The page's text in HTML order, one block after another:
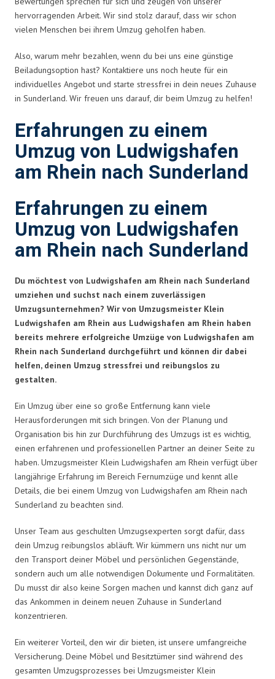
hervorragenden Arbeit. Wir sind stolz darauf, dass wir schon
vielen Menschen bei ihrem Umzug geholfen haben.
Also, warum mehr bezahlen, wenn du bei uns eine günstige
Beiladungsoption hast? Kontaktiere uns noch heute für ein
individuelles Angebot und starte stressfrei in dein neues Zuhause
in Sunderland. Wir freuen uns darauf, dir beim Umzug zu helfen!
Erfahrungen zu einem
Umzug von Ludwigshafen
am Rhein nach Sunderland
Erfahrungen zu einem
Umzug von Ludwigshafen
am Rhein nach Sunderland
Du möchtest von Ludwigshafen am Rhein nach Sunderland
umziehen und suchst nach einem zuverlässigen
Umzugsunternehmen? Wir von Umzugsmeister Klein
Ludwigshafen am Rhein aus Ludwigshafen am Rhein haben
bereits mehrere erfolgreiche Umzüge von Ludwigshafen am
Rhein nach Sunderland durchgeführt und können dir dabei
helfen, deinen Umzug stressfrei und reibungslos zu
gestalten.
Ein Umzug über eine so große Entfernung kann viele
Herausforderungen mit sich bringen. Von der Planung und
Organisation bis hin zur Durchführung des Umzugs ist es wichtig,
einen erfahrenen und professionellen Partner an deiner Seite zu
haben. Umzugsmeister Klein Ludwigshafen am Rhein verfügt über
langjährige Erfahrung im Bereich Fernumzüge und kennt alle
Details, die bei einem Umzug von Ludwigshafen am Rhein nach
Sunderland zu beachten sind.
Unser Team aus geschulten Umzugsexperten sorgt dafür, dass
dein Umzug reibungslos abläuft. Wir kümmern uns nicht nur um
den Transport deiner Möbel und persönlichen Gegenstände,
sondern auch um alle notwendigen Dokumente und Formalitäten.
Du musst dir also keine Sorgen machen und kannst dich ganz auf
das Ankommen in deinem neuen Zuhause in Sunderland
konzentrieren.
Ein weiterer Vorteil, den wir dir bieten, ist unsere umfangreiche
Versicherung. Deine Möbel und Besitztümer sind während des
gesamten Umzugsprozesses bei Umzugsmeister Klein